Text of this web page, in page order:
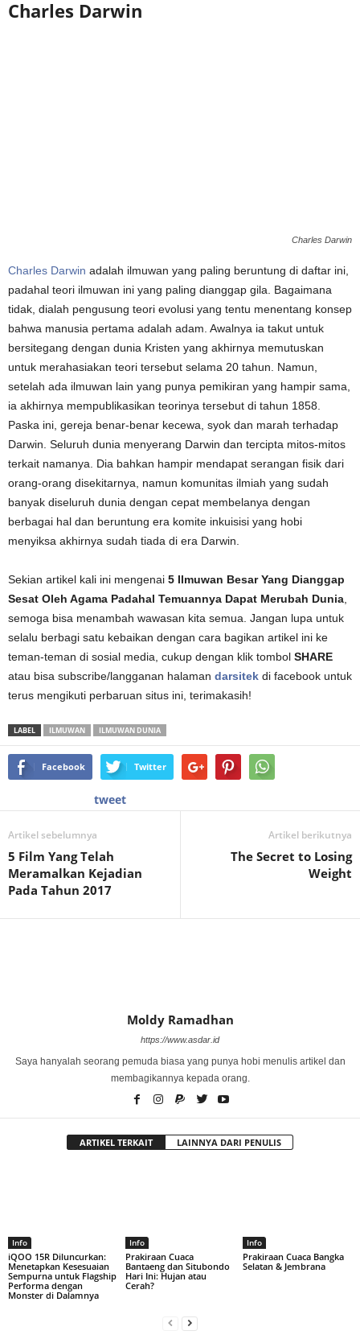
Charles Darwin
Charles Darwin
Charles Darwin adalah ilmuwan yang paling beruntung di daftar ini,
padahal teori ilmuwan ini yang paling dianggap gila. Bagaimana
tidak, dialah pengusung teori evolusi yang tentu menentang konsep
bahwa manusia pertama adalah adam. Awalnya ia takut untuk
bersitegang dengan dunia Kristen yang akhirnya memutuskan
untuk merahasiakan teori tersebut selama 20 tahun. Namun,
setelah ada ilmuwan lain yang punya pemikiran yang hampir sama,
ia akhirnya mempublikasikan teorinya tersebut di tahun 1858.
Paska ini, gereja benar-benar kecewa, syok dan marah terhadap
Darwin. Seluruh dunia menyerang Darwin dan tercipta mitos-mitos
terkait namanya. Dia bahkan hampir mendapat serangan fisik dari
orang-orang disekitarnya, namun komunitas ilmiah yang sudah
banyak diseluruh dunia dengan cepat membelanya dengan
berbagai hal dan beruntung era komite inkuisisi yang hobi
menyiksa akhirnya sudah tiada di era Darwin.
Sekian artikel kali ini mengenai 5 Ilmuwan Besar Yang Dianggap
Sesat Oleh Agama Padahal Temuannya Dapat Merubah Dunia
semoga bisa menambah wawasan kita semua. Jangan lupa untuk
selalu berbagi satu kebaikan dengan cara bagikan artikel ini ke
teman-teman di sosial media, cukup dengan klik tombol SHARE
atau bisa subscribe/langganan halaman darsitek di facebook untuk
terus mengikuti perbaruan situs ini, terimakasih!
LABEL ILMUWAN ILMUWAN DUNIA
Facebook Twitter
tweet
Artikel sebelumnya
5 Film Yang Telah
Meramalkan Kejadian
Pada Tahun 2017
Artikel berikutnya
The Secret to Losing
Weight
Moldy Ramadhan
https://www.asdar.id
Saya hanyalah seorang pemuda biasa yang punya hobi menulis artikel dan
membagikannya kepada orang.
ARTIKEL TERKAIT LAINNYA DARI PENULIS
Info
iQOO 15R Diluncurkan:
Menetapkan Kesesuaian
Sempurna untuk Flagship
Performa dengan
Monster di Dalamnya
Info
Prakiraan Cuaca
Bantaeng dan Situbondo
Hari Ini: Hujan atau
Cerah?
Info
Prakiraan Cuaca Bangka
Selatan & Jembrana